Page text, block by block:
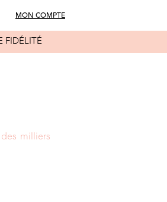
MON COMPTE
FIDÉLITÉ
milliers